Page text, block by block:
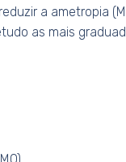
a ametropia
as mais